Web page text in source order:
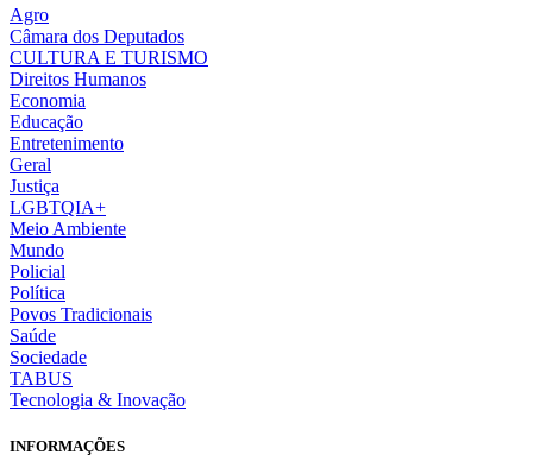
Agro
Câmara dos Deputados
CULTURA E TURISMO
Direitos Humanos
Economia
Educação
Entretenimento
Geral
Justiça
LGBTQIA+
Meio Ambiente
Mundo
Policial
Política
Povos Tradicionais
Saúde
Sociedade
TABUS
Tecnologia & Inovação
INFORMAÇÕES